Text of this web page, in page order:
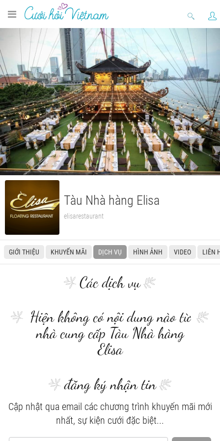
Tàu Nhà hàng Elisa
elisarestaurant
GIỚI THIỆU KHUYẾN MÃI DỊCH VỤ HÌNH ẢNH VIDEO LIÊN
Các dịch vụ
Hiện không có nội dung nào từ
nhà cung cấp Tàu Nhà hàng
Elisa
đăng ký nhận tin
Cập nhật qua email các chương trình khuyến mãi mới
nhất, sự kiện cưới đặc biệt...